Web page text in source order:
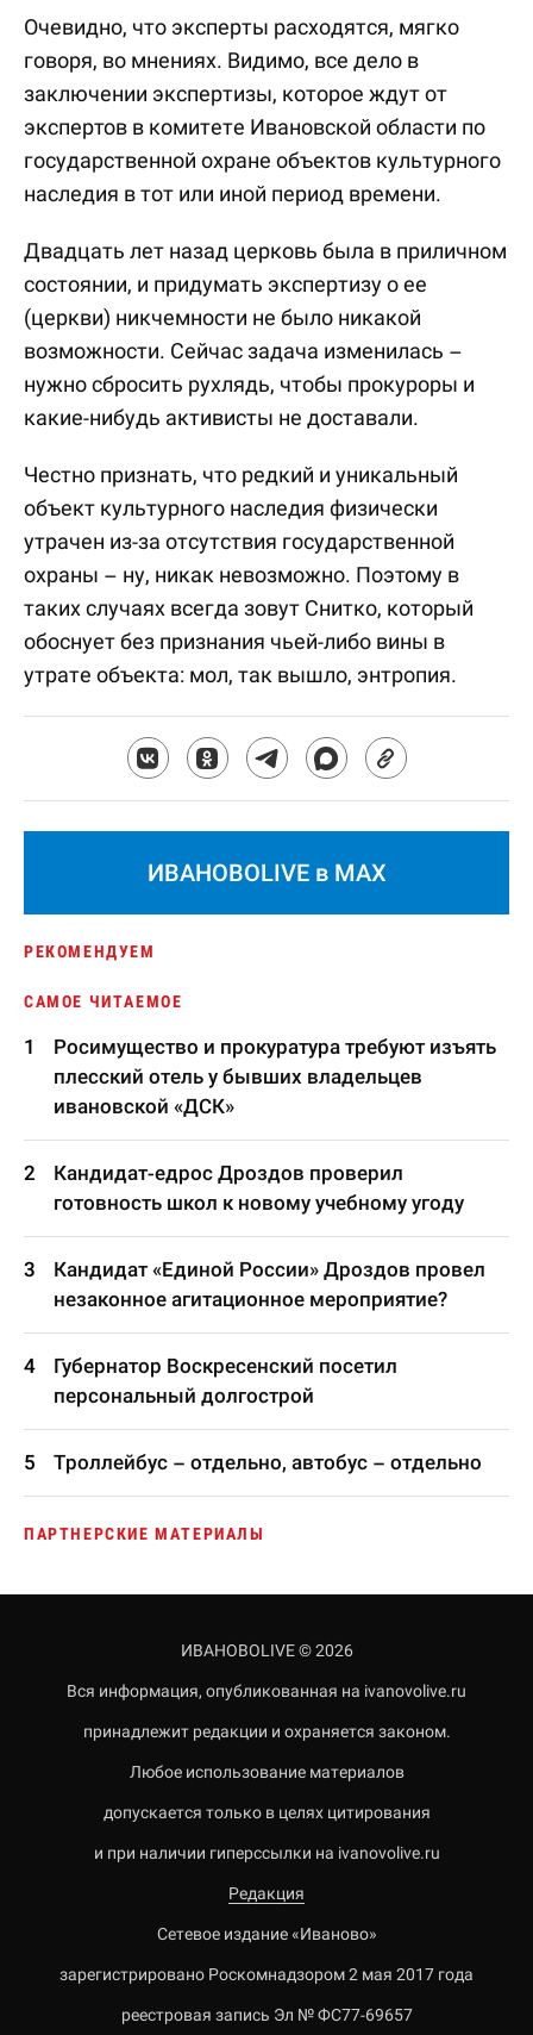
Очевидно, что эксперты расходятся, мягко
говоря, во мнениях. Видимо, все дело в
заключении экспертизы, которое ждут от
экспертов в комитете Ивановской области по
государственной охране объектов культурного
наследия в тот или иной период времени.
Двадцать лет назад церковь была в приличном
состоянии, и придумать экспертизу о ее
(церкви) никчемности не было никакой
возможности. Сейчас задача изменилась –
нужно сбросить рухлядь, чтобы прокуроры и
какие-нибудь активисты не доставали.
Честно признать, что редкий и уникальный
объект культурного наследия физически
утрачен из-за отсутствия государственной
охраны – ну, никак невозможно. Поэтому в
таких случаях всегда зовут Снитко, который
обоснует без признания чьей-либо вины в
утрате объекта: мол, так вышло, энтропия.
ИВАНОВОLIVE в MAX
РЕКОМЕНДУЕМ
САМОЕ ЧИТАЕМОЕ
Росимущество и прокуратура требуют изъять
плесский отель у бывших владельцев
ивановской «ДСК»
Кандидат-едрос Дроздов проверил
готовность школ к новому учебному угоду
Кандидат «Единой России» Дроздов провел
незаконное агитационное мероприятие?
Губернатор Воскресенский посетил
персональный долгострой
Троллейбус – отдельно, автобус – отдельно
ПАРТНЕРСКИЕ МАТЕРИАЛЫ
ИВАНОВОLIVE © 2026
Вся информация, опубликованная на ivanovolive.ru
принадлежит редакции и охраняется законом.
Любое использование материалов
допускается только в целях цитирования
и при наличии гиперссылки на ivanovolive.ru
Редакция
Сетевое издание «Иваново»
зарегистрировано Роскомнадзором 2 мая 2017 года
реестровая запись Эл № ФС77-69657